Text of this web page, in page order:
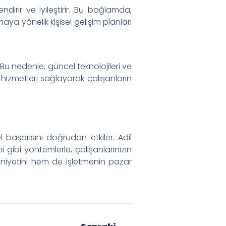
ve iyileştirir. Bu bağlamda,
yönelik kişisel gelişim planları
Bu nedenle, güncel teknolojileri ve
sağlayarak çalışanların
doğrudan etkiler. Adil
yöntemlerle, çalışanlarınızın
hem de işletmenin pazar